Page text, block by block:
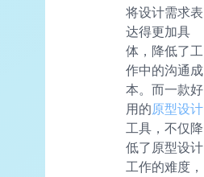
将设计需求表
达得更加具
体，降低了工
作中的沟通成
本。而一款好
用的原型设计
工具，不仅降
低了原型设计
工作的难度，